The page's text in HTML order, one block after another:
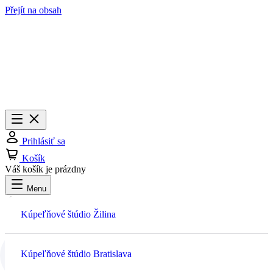
Přejít na obsah
Menu
Zavrieť
Prihlásiť sa
Košík
Váš košík je prázdny
Menu
Kúpeľňové štúdio Žilina
Kúpeľňové štúdio Bratislava
Košík